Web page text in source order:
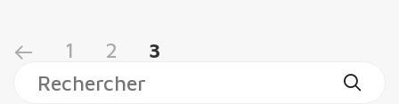
1 2 3